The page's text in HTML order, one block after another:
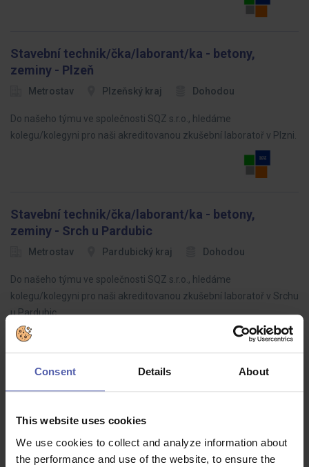
Consent Details About
This website uses cookies
We use cookies to collect and analyze information about
the performance and use of the website, to ensure the
Stavební technik/čka/laborant/ka - betony,
zeminy - Plzeň
Metrostav Plzeňský kraj Dohodou
Do našeho týmu ve společnosti SQZ s.r.o., hledáme
kolegu/kolegyni pro naši akreditovanou zkušební laboratoř v Plzni.
Stavební technik/čka/laborant/ka - betony,
zeminy - Srch u Pardubic
Metrostav Pardubický kraj Dohodou
Do našeho týmu ve společnosti SQZ s.r.o., hledáme
kolegu/kolegyni pro naši akreditovanou zkušební laboratoř v Srchu
u Pardubic.
Servisní mechanik / mechanička | pouze ranní
Baví Vás rozebírat, opravovat a znovu skládat technická zařízení